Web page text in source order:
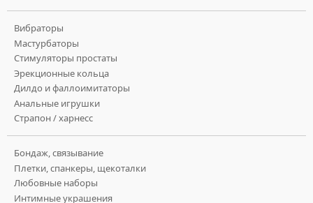
Вибраторы
Мастурбаторы
Стимуляторы простаты
Эрекционные кольца
Дилдо и фаллоимитаторы
Анальные игрушки
Страпон / харнесс
Бондаж, связывание
Плетки, спанкеры, щекоталки
Любовные наборы
Интимные украшения